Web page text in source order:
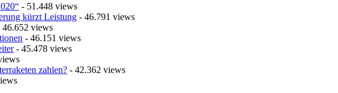
- 51.448 views
kürzt Leistung - 46.791 views
46.652 views
- 46.151 views
- 45.478 views
zahlen? - 42.362 views